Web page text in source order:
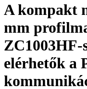
A kompakt
mm
ZC1003HF-
elérhetők a